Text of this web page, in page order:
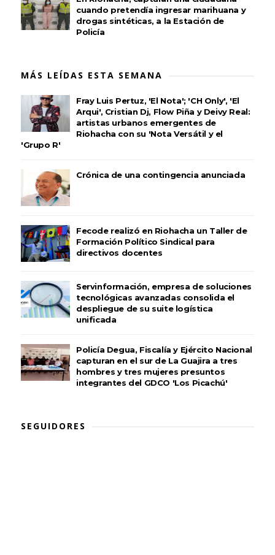
cuando pretendía ingresar marihuana y
drogas sintéticas, a la Estación de
Policía
MÁS LEÍDAS ESTA SEMANA
Fray Luis Pertuz, 'El Nota'; 'CH Only', 'El
Arqui', Cristian Dj, Flow Piña y Deivy Real:
artistas urbanos emergentes de
Riohacha con su 'Nota Versátil y el
'Grupo R'
Crónica de una contingencia anunciada
Fecode realizó en Riohacha un Taller de
Formación Político Sindical para
directivos docentes
Servinformación, empresa de soluciones
tecnológicas avanzadas consolida el
despliegue de su suite logística
unificada
Policía Degua, Fiscalía y Ejército Nacional
capturan en el sur de La Guajira a tres
hombres y tres mujeres presuntos
integrantes del GDCO 'Los Picachú'
SEGUIDORES